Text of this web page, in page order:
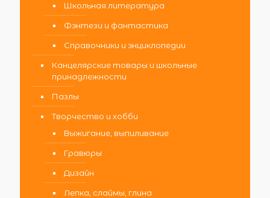
Школьная литература
Фэнтези и фантастика
Справочники и энциклопедии
Канцелярские товары и школьные
принадлежности
Пазлы
Творчество и хобби
Выжигание, выпиливание
Гравюры
Дизайн
Лепка, слаймы, глина